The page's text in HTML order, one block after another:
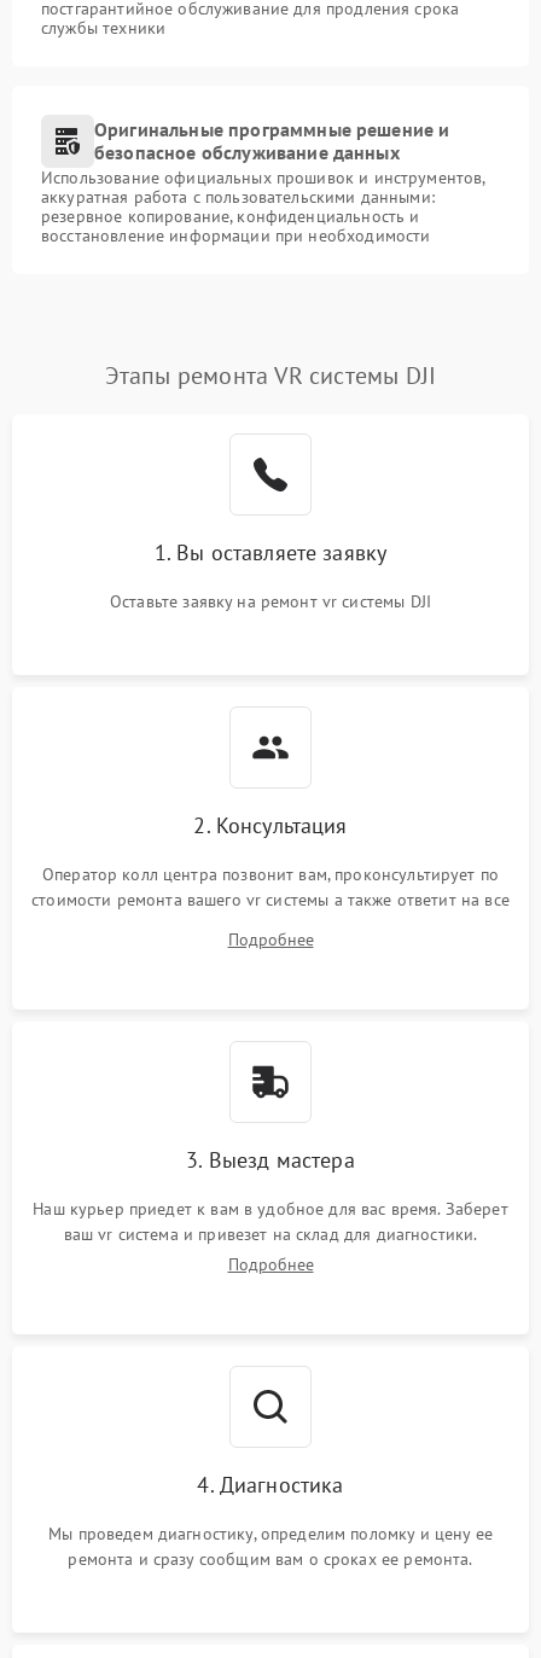
постгарантийное обслуживание для продления срока
службы техники
Оригинальные программные решение и
безопасное обслуживание данных
Использование официальных прошивок и инструментов,
аккуратная работа с пользовательскими данными:
резервное копирование, конфиденциальность и
восстановление информации при необходимости
Этапы ремонта VR системы DJI
1. Вы оставляете заявку
Оставьте заявку на ремонт vr системы DJI
2. Консультация
Оператор колл центра позвонит вам, проконсультирует по
стоимости ремонта вашего vr системы а также ответит на все
Подробнее
3. Выезд мастера
Наш курьер приедет к вам в удобное для вас время. Заберет
ваш vr система и привезет на склад для диагностики.
Подробнее
4. Диагностика
Мы проведем диагностику, определим поломку и цену ее
ремонта и сразу сообщим вам о сроках ее ремонта.